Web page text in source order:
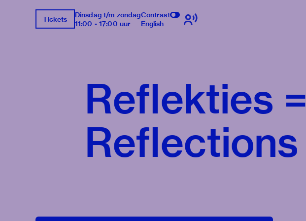
Tickets
Dinsdag t/m zondag
11:00 - 17:00 uur
Contrast
English
Reflekties =
Reflections